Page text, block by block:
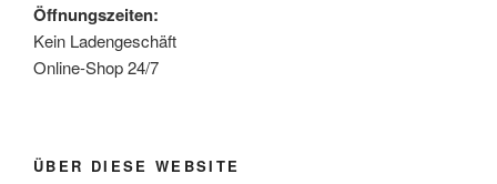
Öffnungszeiten:
Kein Ladengeschäft
Online-Shop 24/7
ÜBER DIESE WEBSITE